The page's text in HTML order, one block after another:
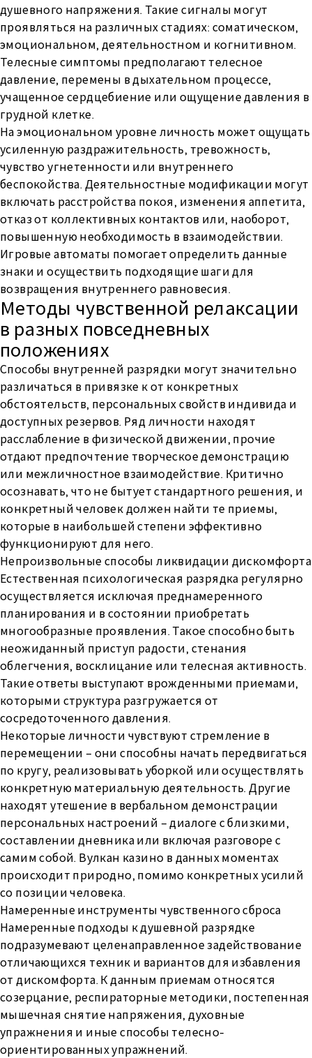
душевного напряжения. Такие сигналы могут
проявляться на различных стадиях: соматическом,
эмоциональном, деятельностном и когнитивном.
Телесные симптомы предполагают телесное
давление, перемены в дыхательном процессе,
учащенное сердцебиение или ощущение давления в
грудной клетке.
На эмоциональном уровне личность может ощущать
усиленную раздражительность, тревожность,
чувство угнетенности или внутреннего
беспокойства. Деятельностные модификации могут
включать расстройства покоя, изменения аппетита,
отказ от коллективных контактов или, наоборот,
повышенную необходимость в взаимодействии.
Игровые автоматы помогает определить данные
знаки и осуществить подходящие шаги для
возвращения внутреннего равновесия.
Методы чувственной релаксации
в разных повседневных
положениях
Способы внутренней разрядки могут значительно
различаться в привязке к от конкретных
обстоятельств, персональных свойств индивида и
доступных резервов. Ряд личности находят
расслабление в физической движении, прочие
отдают предпочтение творческое демонстрацию
или межличностное взаимодействие. Критично
осознавать, что не бытует стандартного решения, и
конкретный человек должен найти те приемы,
которые в наибольшей степени эффективно
функционируют для него.
Непроизвольные способы ликвидации дискомфорта
Естественная психологическая разрядка регулярно
осуществляется исключая преднамеренного
планирования и в состоянии приобретать
многообразные проявления. Такое способно быть
неожиданный приступ радости, стенания
облегчения, восклицание или телесная активность.
Такие ответы выступают врожденными приемами,
которыми структура разгружается от
сосредоточенного давления.
Некоторые личности чувствуют стремление в
перемещении – они способны начать передвигаться
по кругу, реализовывать уборкой или осуществлять
конкретную материальную деятельность. Другие
находят утешение в вербальном демонстрации
персональных настроений – диалоге с близкими,
составлении дневника или включая разговоре с
самим собой. Вулкан казино в данных моментах
происходит природно, помимо конкретных усилий
со позиции человека.
Намеренные инструменты чувственного сброса
Намеренные подходы к душевной разрядке
подразумевают целенаправленное задействование
отличающихся техник и вариантов для избавления
от дискомфорта. К данным приемам относятся
созерцание, респираторные методики, постепенная
мышечная снятие напряжения, духовные
упражнения и иные способы телесно-
ориентированных упражнений.